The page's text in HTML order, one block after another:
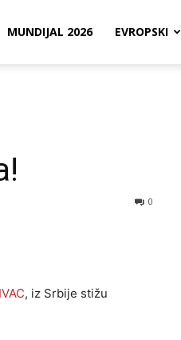
MUNDIJAL 2026 EVROPSKI
0
, iz Srbije stižu